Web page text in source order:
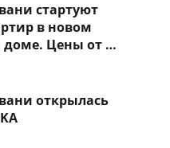
стартуют
в новом
Цены от …
открылась